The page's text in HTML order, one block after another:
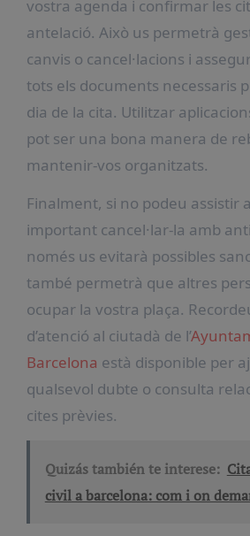
vostra agenda i confirmar les
antelació. Això us permetrà
canvis o cancel·lacions i
tots els documents necessaris
dia de la cita. Utilitzar
pot ser una bona manera de
mantenir-vos organitzats.
Finalment, si no podeu assistir
important cancel·lar-la amb
només us evitarà possibles
també permetrà que altres
ocupar la vostra plaça.
d’atenció al ciutadà de l’
Barcelona està disponible per
qualsevol dubte o consulta
cites prèvies.
Quizás también te interese:
civil a barcelona: com i on